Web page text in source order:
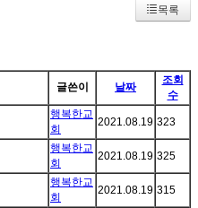
목록
글쓴이 날짜
조회
수
행복한교
회
2021.08.19 323
행복한교
회
2021.08.19 325
행복한교
회
2021.08.19 315